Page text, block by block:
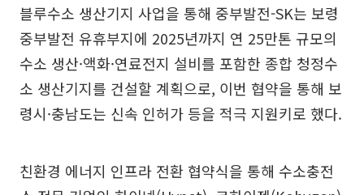
블루수소 생산기지 사업을 통해 중부발전-SK는 보령
중부발전 유휴부지에 2025년까지 연 25만톤 규모의
수소 생산·액화·연료전지 설비를 포함한 종합 청정수
소 생산기지를 건설할 계획으로, 이번 협약을 통해 보
령시·충남도는 신속 인허가 등을 적극 지원키로 했다.
친환경 에너지 인프라 전환 협약식을 통해 수소충전